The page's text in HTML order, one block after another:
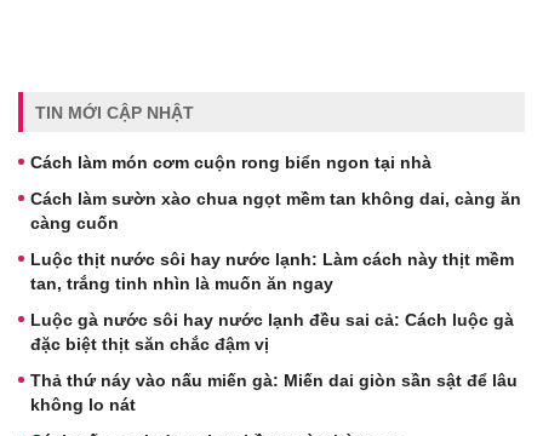
TIN MỚI CẬP NHẬT
Cách làm món cơm cuộn rong biển ngon tại nhà
Cách làm sườn xào chua ngọt mềm tan không dai, càng ăn
càng cuốn
Luộc thịt nước sôi hay nước lạnh: Làm cách này thịt mềm
tan, trắng tinh nhìn là muốn ăn ngay
Luộc gà nước sôi hay nước lạnh đều sai cả: Cách luộc gà
đặc biệt thịt săn chắc đậm vị
Thả thứ náy vào nấu miến gà: Miến dai giòn sần sật để lâu
không lo nát